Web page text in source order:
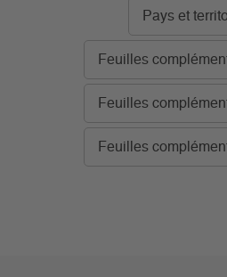
Pays et
Feuilles
Feuilles
Feuilles